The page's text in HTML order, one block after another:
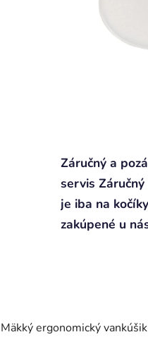
Záručný a
servis
je iba na kočíky
zakúpené u
Mäkký ergonomický